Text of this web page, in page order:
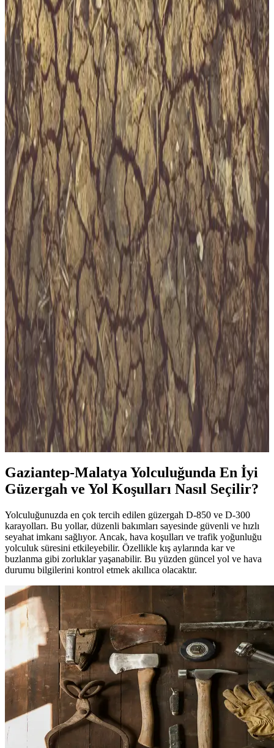
Tokat ile Giresun arasındaki mesafe yaklaşık 238-261 km olup,
karayolu ve uçak seçenekleriyle ulaşım mümkündür. Yol
güzergahları, süreler ve seyahat ipuçlarıyla ilgili detaylar burada.
Eskişehir’de Metro Var mı? Şehrin Ulaşım
Altyapısındaki Güncel Durum ve Gelecek Planları
Eskişehir’de şu anda metro bulunmuyor. Ancak, planlamalar ve
projeler yakın zamanda hayata geçebilir. Tramvay, otobüsler ve
dijital çözümlerle ulaşım daha konforlu hale geliyor.
Dalaman Migros: Muğla'nın En Popüler
Süpermarket Noktası ve Ulaşım Bilgileri
Dalaman Migros, bölgenin en merkezi konumunda, geniş ürün
yelpazesi ve online alışveriş imkanlarıyla tercih edilen markettir.
İstanbul’da M11 Metro Hattı ve Süpermarketlere
Etkisi Güncel Ulaşım Gelişmeleri
İstanbul’un en uzun metro hattı M11, hızlı ve konforlu ulaşım
sunarken, süpermarketlerle entegrasyonu sayesinde günlük
alışverişte büyük kolaylıklar getiriyor.
Samsun ile Bursa Arasında Ulaşım Seçenekleri ve
Mesafe Bilgileri
Samsun ile Bursa arasındaki yaklaşık 766 km'lik mesafe, ulaşım
tercihlerine göre değişir. Uçak, otobüs ve özel araç seçenekleriyle
seyahat planınızı optimize edin.
Keçiören’de Migros Mağazaları ve Günlük
Alışverişte Pratik Çözümler
Keçiören’deki Migros mağazaları, geniş ürün yelpazesi ve uygun
fiyatlarıyla günlük ihtiyaçlarınızı karşılar, online hizmetleriyle zaman
tasarrufu sağlar.
Gaziantep-Malatya Yolculuğunda En İyi
Güzergah ve Yol Koşulları Nasıl Seçilir?
Yolculuğunuzda en çok tercih edilen güzergah D-850 ve D-300
karayolları. Bu yollar, düzenli bakımları sayesinde güvenli ve hızlı
seyahat imkanı sağlıyor. Ancak, hava koşulları ve trafik yoğunluğu
yolculuk süresini etkileyebilir. Özellikle kış aylarında kar ve
buzlanma gibi zorluklar yaşanabilir. Bu yüzden güncel yol ve hava
durumu bilgilerini kontrol etmek akıllıca olacaktır.